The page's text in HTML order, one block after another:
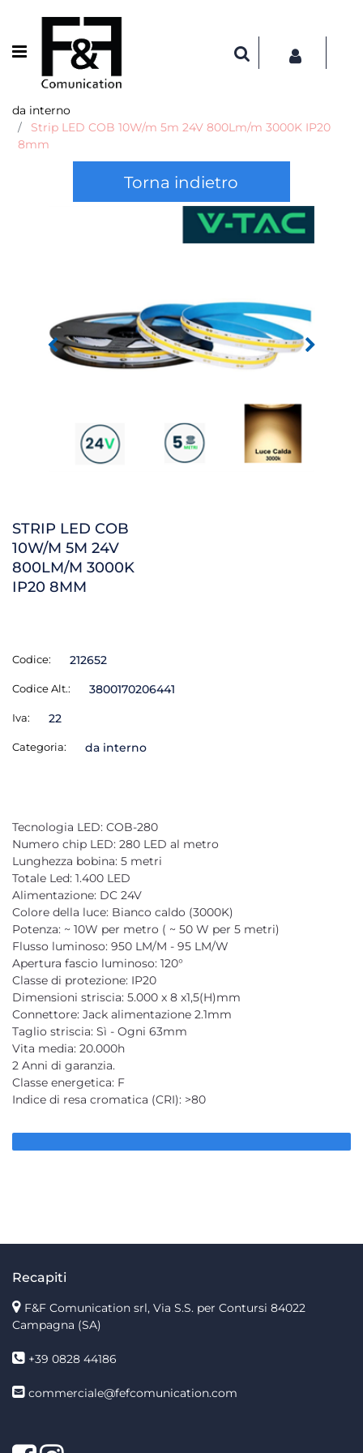
Open menu
da interno
Strip LED COB 10W/m 5m 24V 800Lm/m 3000K IP20
8mm
Torna indietro
STRIP LED COB
10W/M 5M 24V
800LM/M 3000K
IP20 8MM
Codice: 212652
Codice Alt.: 3800170206441
Iva: 22
Categoria: da interno
Tecnologia LED: COB-280
Numero chip LED: 280 LED al metro
Lunghezza bobina: 5 metri
Totale Led: 1.400 LED
Alimentazione: DC 24V
Colore della luce: Bianco caldo (3000K)
Potenza: ~ 10W per metro ( ~ 50 W per 5 metri)
Flusso luminoso: 950 LM/M - 95 LM/W
Apertura fascio luminoso: 120°
Classe di protezione: IP20
Dimensioni striscia: 5.000 x 8 x1,5(H)mm
Connettore: Jack alimentazione 2.1mm
Taglio striscia: Sì - Ogni 63mm
Vita media: 20.000h
2 Anni di garanzia.
Classe energetica: F
Indice di resa cromatica (CRI): >80
Recapiti
F&F Comunication srl, Via S.S. per Contursi 84022
Campagna (SA)
+39 0828 44186
commerciale@fefcomunication.com
Facebook
Twitter